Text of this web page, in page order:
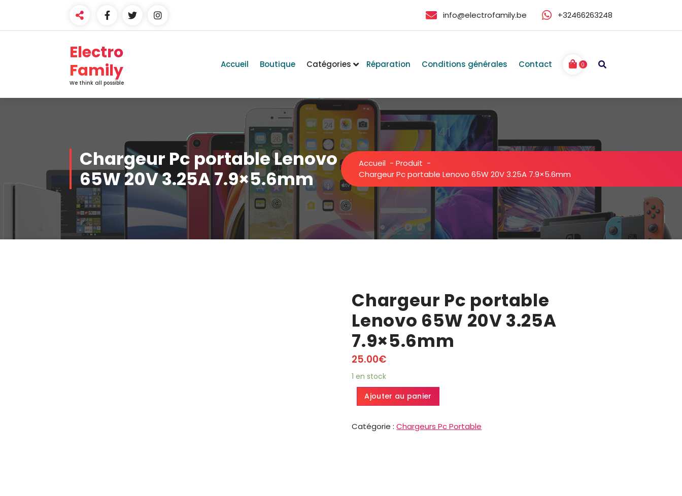
info@electrofamily.be +32466263248
Electro
Family
We think all possible
Accueil Boutique Catégories Réparation Conditions générales Contact 0
Chargeur Pc portable Lenovo
65W 20V 3.25A 7.9×5.6mm
Accueil - Produit -
Chargeur Pc portable Lenovo 65W 20V 3.25A 7.9×5.6mm
Chargeur Pc portable
Lenovo 65W 20V 3.25A
7.9×5.6mm
25.00€
1 en stock
Ajouter au panier
Catégorie :Chargeurs Pc Portable